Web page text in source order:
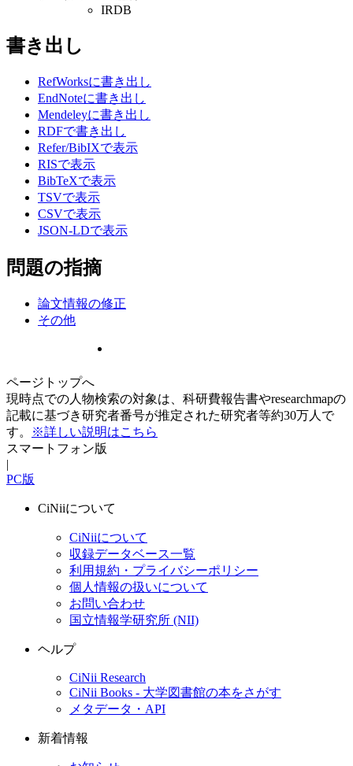
IRDB
書き出し
RefWorksに書き出し
EndNoteに書き出し
Mendeleyに書き出し
RDFで書き出し
Refer/BibIXで表示
RISで表示
BibTeXで表示
TSVで表示
CSVで表示
JSON-LDで表示
問題の指摘
論文情報の修正
その他
ページトップへ
現時点での人物検索の対象は、科研費報告書やresearchmapの
記載に基づき研究者番号が推定された研究者等約30万人で
す。
※詳しい説明はこちら
スマートフォン版
|
PC版
CiNiiについて
CiNiiについて
収録データベース一覧
利用規約・プライバシーポリシー
個人情報の扱いについて
お問い合わせ
国立情報学研究所 (NII)
ヘルプ
CiNii Research
CiNii Books - 大学図書館の本をさがす
メタデータ・API
新着情報